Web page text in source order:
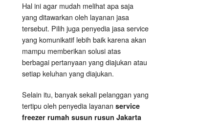
Hal ini agar mudah melihat apa saja
yang ditawarkan oleh layanan jasa
tersebut. Pilih juga penyedia jasa service
yang komunikatif lebih baik karena akan
mampu memberikan solusi atas
berbagai pertanyaan yang diajukan atau
setiap keluhan yang diajukan.
Selain itu, banyak sekali pelanggan yang
tertipu oleh penyedia layanan service
freezer rumah susun rusun Jakarta